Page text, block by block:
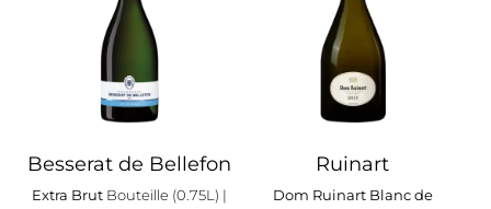
Besserat de Bellefon
Extra BrutBouteille (0.75L) |
Ruinart
Dom Ruinart Blanc de